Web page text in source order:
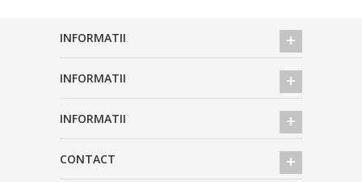
INFORMATII
INFORMATII
INFORMATII
CONTACT